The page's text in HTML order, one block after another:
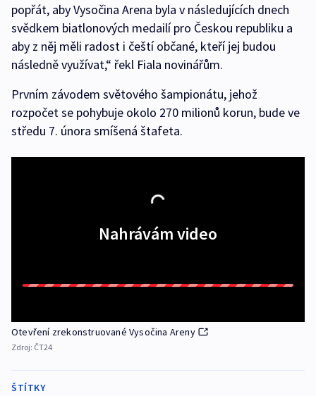
popřát, aby Vysočina Arena byla v následujících dnech
svědkem biatlonových medailí pro Českou republiku a
aby z něj měli radost i čeští občané, kteří jej budou
následně využívat,“ řekl Fiala novinářům.
Prvním závodem světového šampionátu, jehož
rozpočet se pohybuje okolo 270 milionů korun, bude ve
středu 7. února smíšená štafeta.
Nahrávám video
Otevření zrekonstruované Vysočina Areny
Zdroj: ČT24
ŠTÍTKY